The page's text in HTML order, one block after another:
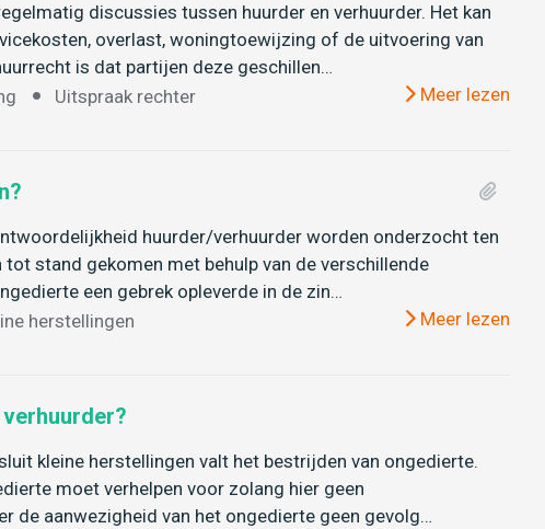
discussies tussen huurder en verhuurder. Het kan
overlast, woningtoewijzing of de uitvoering van
is dat partijen deze geschillen…
Uitspraak rechter Meer lezen
huurder/verhuurder worden onderzocht ten
stand gekomen met behulp van de verschillende
een gebrek opleverde in de zin…
herstellingen Meer lezen
kleine herstellingen valt het bestrijden van ongedierte.
moet verhelpen voor zolang hier geen
de aanwezigheid van het ongedierte geen gevolg…